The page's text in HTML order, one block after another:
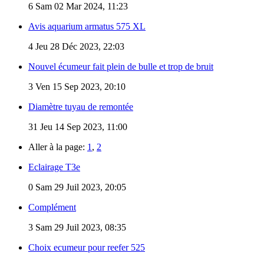
6 Sam 02 Mar 2024, 11:23
Avis aquarium armatus 575 XL
4 Jeu 28 Déc 2023, 22:03
Nouvel écumeur fait plein de bulle et trop de bruit
3 Ven 15 Sep 2023, 20:10
Diamètre tuyau de remontée
31 Jeu 14 Sep 2023, 11:00
Aller à la page: 1 , 2
Eclairage T3e
0 Sam 29 Juil 2023, 20:05
Complément
3 Sam 29 Juil 2023, 08:35
Choix ecumeur pour reefer 525